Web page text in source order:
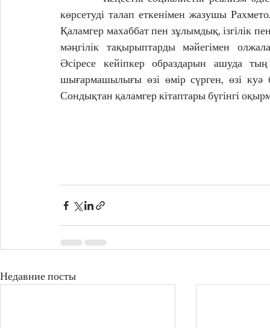
көрсетуді талап еткенімен жазушы
Қаламгер махаббат пен зұлымдық, ізгілік
мәңгілік тақырыптарды мәйегімен
Әсіресе кейіпкер образдарын ашуда
шығармашылығы өзі өмір сүрген, өзі куә
Сондықтан қаламгер кітаптары бүгінгі
Недавние посты